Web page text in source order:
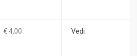
€ 4,00 Vedi